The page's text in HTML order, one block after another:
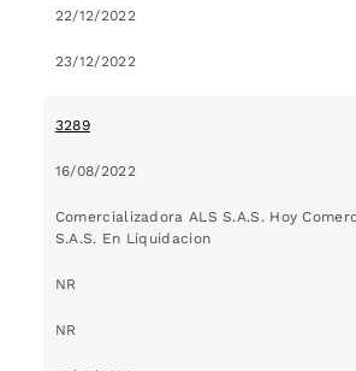
22/12/2022
23/12/2022
3289
16/08/2022
Comercializadora ALS S.A.S. Hoy
S.A.S. En Liquidacion
NR
NR